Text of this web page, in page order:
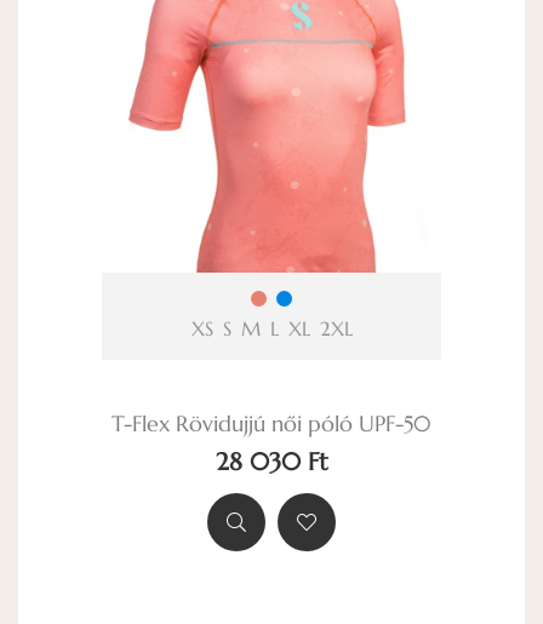
XS S M L XL 2XL
T-Flex Rövidujjú női póló UPF-50
28 030 Ft